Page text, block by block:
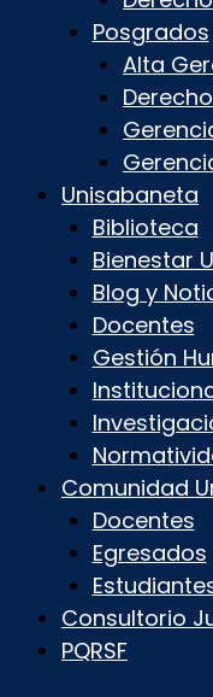
Posgrados
Alta
Unisabaneta
Biblioteca
Bienestar
Blog y
Docentes
Gestión
Comunidad
Docentes
Egresados
Consultorio
PQRSF